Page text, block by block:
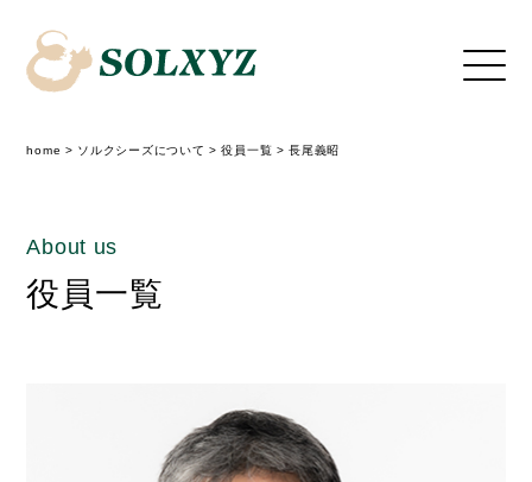
home > ソルクシーズについて >役員一覧 >長尾義昭
About us
役員一覧